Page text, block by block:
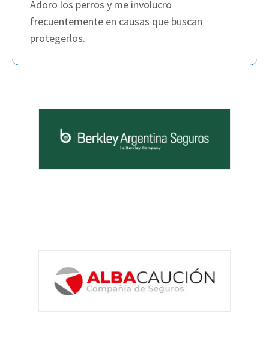
Adoro los perros y me involucro
frecuentemente en causas que buscan
protegerlos.